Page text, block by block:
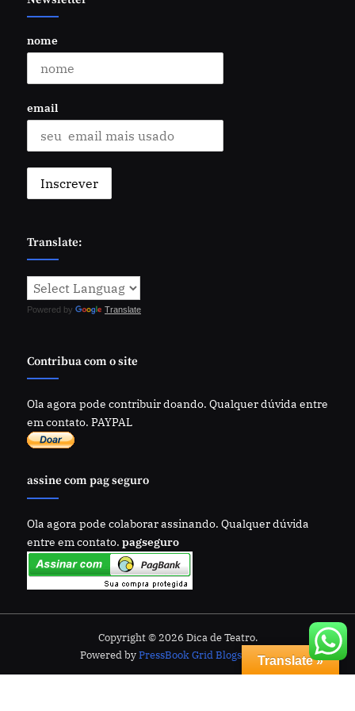
nome
email
Translate:
Powered by Translate
Contribua com o site
Ola agora pode contribuir doando. Qualquer dúvida entre
em contato. PAYPAL
assine com pag seguro
Ola agora pode colaborar assinando. Qualquer dúvida
entre em contato. pagseguro
Copyright © 2026 Dica de Teatro.
Powered byPressBook Grid Blogs themeTranslate »